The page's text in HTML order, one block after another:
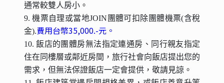
通常較雙人房小。
9. 機票自理或當地JOIN團體可扣除團體機票(含稅
金).費用台幣35,000.-元。
10. 飯店的團體房無法指定連通房、同行親友指定
住在同樓層或鄰近房間，旅行社會向飯店提出您的
需求，但無法保證飯店一定會提供，敬請見諒。